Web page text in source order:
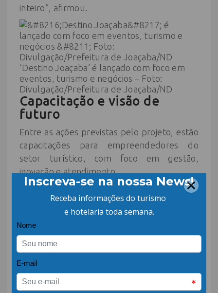
inteiro”, afirmou.
‘Destino Joaçaba’ é lançado com foco em
eventos, turismo e negócios – Foto:
Divulgação/Prefeitura de Joaçaba/ND
Capacitação e visão de
futuro
Entre as ações previstas pelo projeto, estão
capacitações para empreendedores do
setor turístico, com foco em gestão,
inovação e atendimento.
A meta é preparar a cidade para oferecer
uma experiência qualificada e acolhedora,
impulsionando o empreendedorismo local e
a geração de renda.
Além de estimular o turismo sustentável e
criativo, o “Destino Joaçaba” aposta na
união entre setor público e privado para
consolidar a cidade como um dos principais